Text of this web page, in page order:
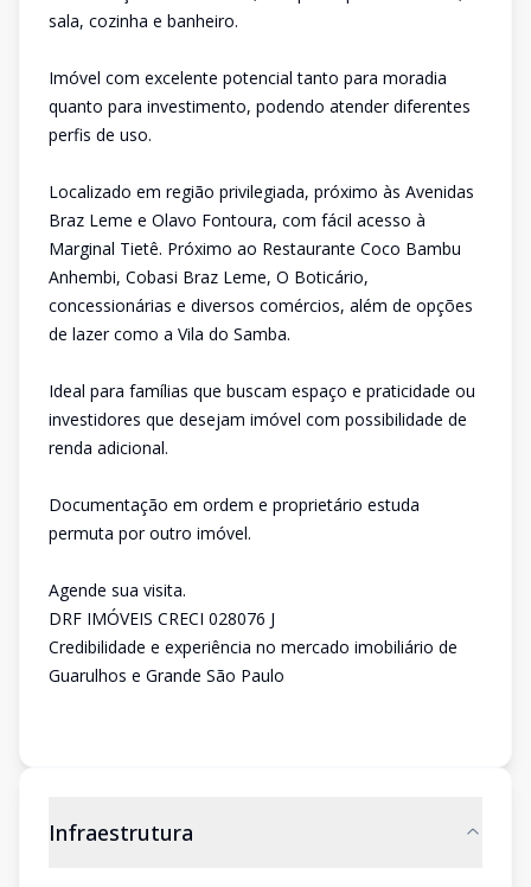
sala, cozinha e banheiro.
Imóvel com excelente potencial tanto para moradia
quanto para investimento, podendo atender diferentes
perfis de uso.
Localizado em região privilegiada, próximo às Avenidas
Braz Leme e Olavo Fontoura, com fácil acesso à
Marginal Tietê. Próximo ao Restaurante Coco Bambu
Anhembi, Cobasi Braz Leme, O Boticário,
concessionárias e diversos comércios, além de opções
de lazer como a Vila do Samba.
Ideal para famílias que buscam espaço e praticidade ou
investidores que desejam imóvel com possibilidade de
renda adicional.
Documentação em ordem e proprietário estuda
permuta por outro imóvel.
Agende sua visita.
DRF IMÓVEIS CRECI 028076 J
Credibilidade e experiência no mercado imobiliário de
Guarulhos e Grande São Paulo
Infraestrutura